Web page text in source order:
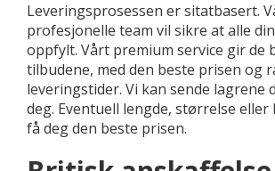
Leveringsprosessen er sitatbasert.
profesjonelle team vil sikre at alle
oppfylt. Vårt premium service gir de
tilbudene, med den beste prisen og
leveringstider. Vi kan sende lagrene
deg. Eventuell lengde, størrelse eller
få deg den beste prisen.